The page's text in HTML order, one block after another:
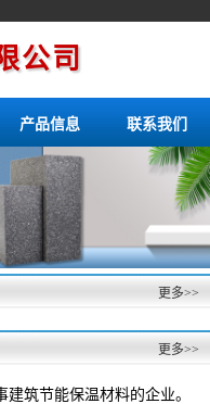
公司
产品信息 联系我们
更多>>
更多>>
筑节能保温材料的企业。